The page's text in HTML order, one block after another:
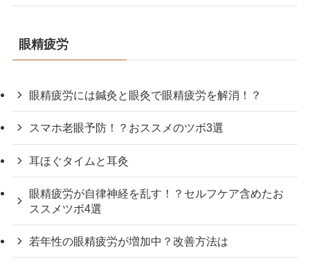
眼精疲労
眼精疲労には鍼灸と眼灸で眼精疲労を解消！？
スマホ老眼予防！？おススメのツボ3選
耳ほぐタイムと耳灸
眼精疲労が自律神経を乱す！？セルフケア含めたお
ススメツボ4選
若年性の眼精疲労が増加中？改善方法は